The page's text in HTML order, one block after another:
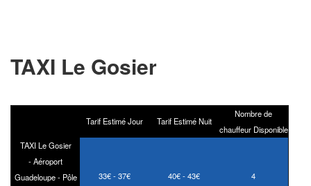
TAXI Le Gosier
Tarif Estimé Jour Tarif Estimé Nuit
Nombre de
chauffeur Disponible
TAXI Le Gosier
- Aéroport
Guadeloupe - Pôle
33€ - 37€ 40€ - 43€ 4